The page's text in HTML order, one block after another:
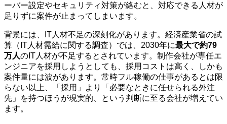
ーバー設定やセキュリティ対策が絡むと、対応できる人材が
足りずに案件が止まってしまいます。
背景には、IT人材不足の深刻化があります。経済産業省の試
算（IT人材需給に関する調査）では、2030年に最大で約79
万人のIT人材が不足するとされています。制作会社が専任エ
ンジニアを採用しようとしても、採用コストは高く、しかも
案件量には波があります。常時フル稼働の仕事があるとは限
らない以上、「採用」より「必要なときに任せられる外注
先」を持つほうが現実的、という判断に至る会社が増えてい
ます。